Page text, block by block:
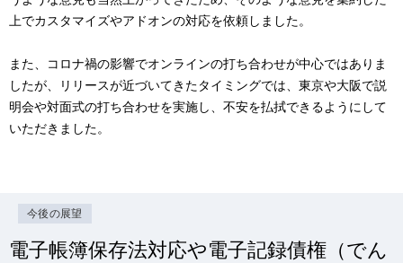
上でカスタマイズやアドオンの対応を依頼しました。
また、コロナ禍の影響でオンラインの打ち合わせが中心ではありま
したが、リリースが近づいてきたタイミングでは、東京や大阪で説
明会や対面式の打ち合わせを実施し、不安を払拭できるようにして
いただきました。
今後の展望
電子帳簿保存法対応や電子記録債権（でん